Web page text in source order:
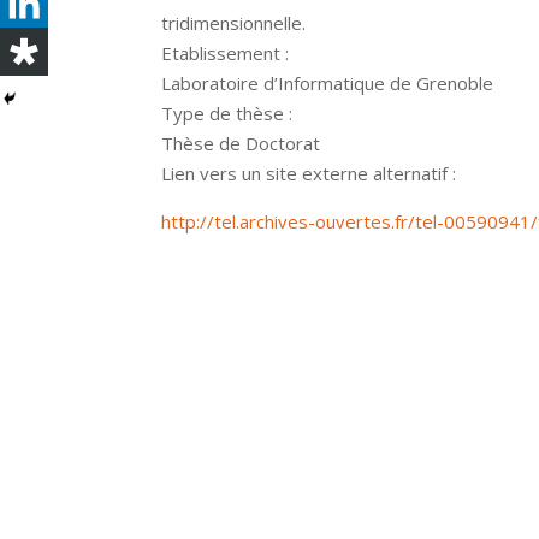
tridimensionnelle.
Etablissement :
Laboratoire d’Informatique de Grenoble
Type de thèse :
Thèse de Doctorat
Lien vers un site externe alternatif :
http://tel.archives-ouvertes.fr/tel-